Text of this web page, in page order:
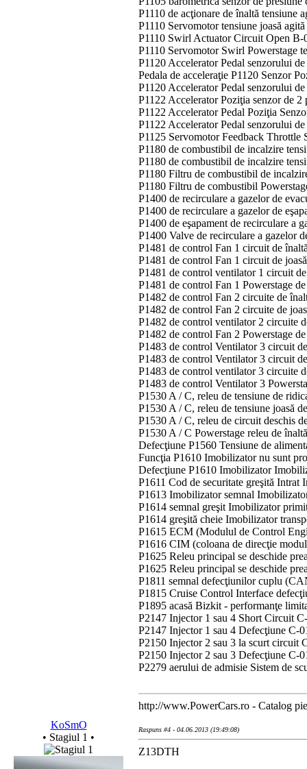
P1110 de acţionare de înaltă tensiune
P1110 Servomotor tensiune joasă
P1110 Swirl Actuator Circuit Open B-
P1110 Servomotor Swirl Powerstage
P1120 Accelerator Pedal senzorului
Pedala de acceleraţie P1120 Senzor
P1120 Accelerator Pedal senzorului
P1122 Accelerator Poziţia senzor de
P1122 Accelerator Pedal Poziţia
P1122 Accelerator Pedal senzorului
P1125 Servomotor Feedback Throttle
P1180 de combustibil de incalzire
P1180 de combustibil de incalzire
P1180 Filtru de combustibil de
P1180 Filtru de combustibil
P1400 de recirculare a gazelor de
P1400 de recirculare a gazelor de
P1400 de eşapament de recirculare a
P1400 Valve de recirculare a gazelor
P1481 de control Fan 1 circuit de
P1481 de control Fan 1 circuit de
P1481 de control ventilator 1 circuit
P1481 de control Fan 1 Powerstage
P1482 de control Fan 2 circuite de
P1482 de control Fan 2 circuite de
P1482 de control ventilator 2 circuite
P1482 de control Fan 2 Powerstage
P1483 de control Ventilator 3 circuit
P1483 de control Ventilator 3 circuit
P1483 de control ventilator 3 circuite
P1483 de control Ventilator 3
P1530 ​​A / C, releu de tensiune de
P1530 ​​A / C, releu de tensiune joasă
P1530 ​​A / C, releu de circuit deschis
P1530 ​​A / C Powerstage releu de
Defecţiune P1560 Tensiune de
Funcţia P1610 Imobilizator nu sunt
Defecţiune P1610 Imobilizator
P1611 Cod de securitate greşită Intrat
P1613 Imobilizator semnal
P1614 semnal greşit Imobilizator
P1614 greşită cheie Imobilizator
P1615 ECM (Modulul de Control
P1616 CIM (coloana de direcţie
P1625 Releu principal se deschide
P1625 Releu principal se deschide
P1811 semnal defecţiunilor cuplu
P1815 Cruise Control Interface
P1895 acasă Bizkit - performanţe
P2147 Injector 1 sau 4 Short Circuit
P2147 Injector 1 sau 4 Defecţiune C-
P2150 Injector 2 sau 3 la scurt circuit
P2150 Injector 2 sau 3 Defecţiune C-
P2279 aerului de admisie Sistem de
http://www.PowerCars.ro - Catalog
KoSmO
• Stagiul 1 •
Raspuns #4 - 04.06.2013 (19:49:08)
Z13DTH